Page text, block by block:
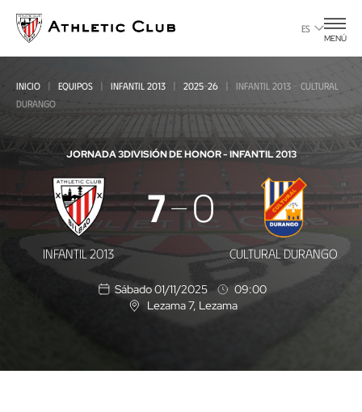
contenido
principal
ES
MENÚ
INICIO EQUIPOS INFANTIL 2013 2025-26
INFANTIL 2013 - CULTURAL
DURANGO
JORNADA 3DIVISIÓN DE HONOR - INFANTIL 2013
Infantil
2013
-
Cultural
INFANTIL 2013
7 0
CULTURAL DURANGO
Sábado 01/11/2025
09:00
U
Lezama 7, Lezama